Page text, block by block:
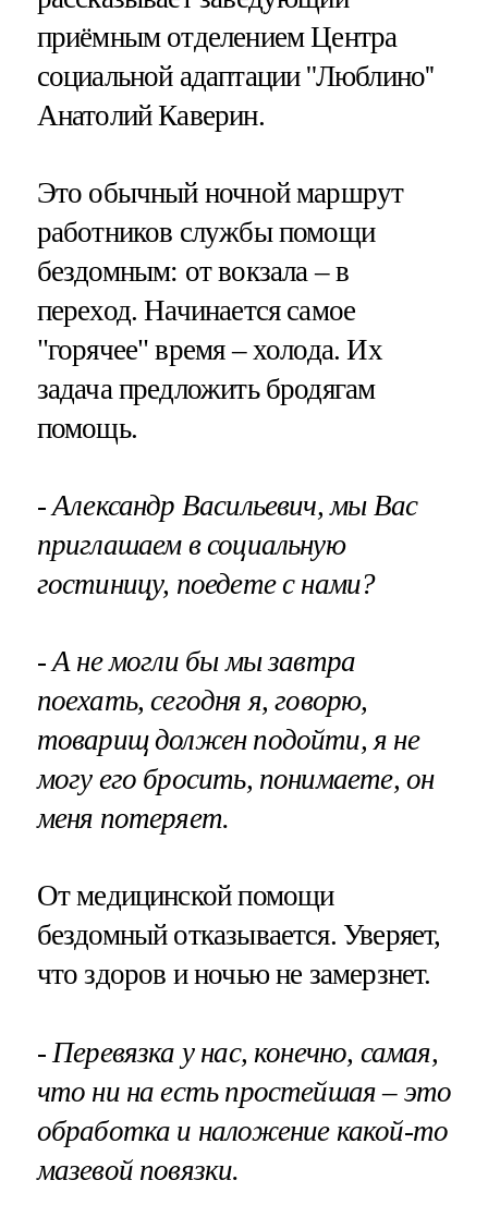
приёмным отделением Центра
социальной адаптации ''Люблино''
Анатолий Каверин.
Это обычный ночной маршрут
работников службы помощи
бездомным: от вокзала – в
переход. Начинается самое
"горячее" время – холода. Их
задача предложить бродягам
помощь.
- Александр Васильевич, мы Вас
приглашаем в социальную
гостиницу, поедете с нами?
- А не могли бы мы завтра
поехать, сегодня я, говорю,
товарищ должен подойти, я не
могу его бросить, понимаете, он
меня потеряет.
От медицинской помощи
бездомный отказывается. Уверяет,
что здоров и ночью не замерзнет.
- Перевязка у нас, конечно, самая,
что ни на есть простейшая – это
обработка и наложение какой-то
мазевой повязки.